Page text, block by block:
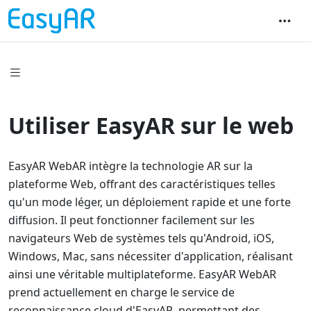
Utiliser EasyAR sur le web
EasyAR WebAR intègre la technologie AR sur la
plateforme Web, offrant des caractéristiques telles
qu'un mode léger, un déploiement rapide et une forte
diffusion. Il peut fonctionner facilement sur les
navigateurs Web de systèmes tels qu'Android, iOS,
Windows, Mac, sans nécessiter d'application, réalisant
ainsi une véritable multiplateforme. EasyAR WebAR
prend actuellement en charge le service de